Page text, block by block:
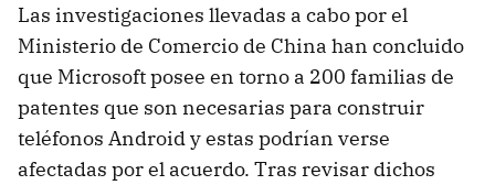
Las investigaciones llevadas a cabo por el
Ministerio de Comercio de China han concluido
que Microsoft posee en torno a 200 familias de
patentes que son necesarias para construir
teléfonos Android y estas podrían verse
afectadas por el acuerdo. Tras revisar dichos